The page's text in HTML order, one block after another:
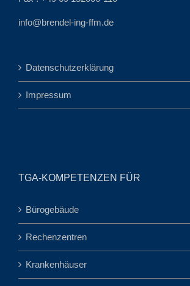
info@brendel-ing-ffm.de
Datenschutzerklärung
Impressum
TGA-KOMPETENZEN FÜR
Bürogebäude
Rechenzentren
Krankenhäuser